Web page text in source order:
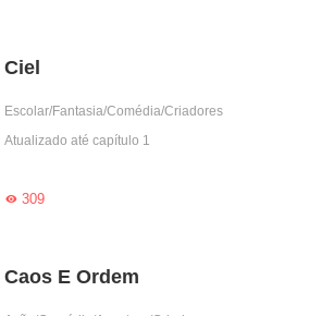
Ciel
Escolar/Fantasia/Comédia/Criadores
Atualizado até capítulo 1
309
Caos E Ordem